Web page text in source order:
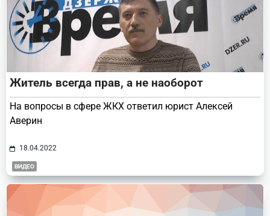
Житель всегда прав, а не наоборот
На вопросы в сфере ЖКХ ответил юрист Алексей
Аверин
18.04.2022
ВИДЕО